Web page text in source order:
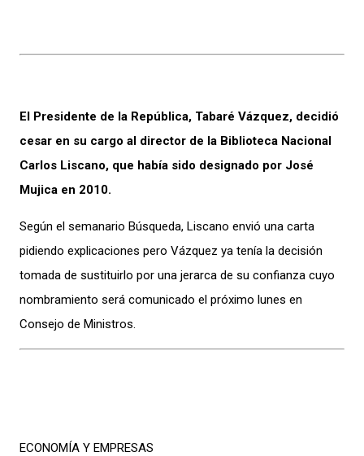
El Presidente de la República, Tabaré Vázquez, decidió
cesar en su cargo al director de la Biblioteca Nacional
Carlos Liscano, que había sido designado por José
Mujica en 2010.
Según el semanario Búsqueda, Liscano envió una carta
pidiendo explicaciones pero Vázquez ya tenía la decisión
tomada de sustituirlo por una jerarca de su confianza cuyo
nombramiento será comunicado el próximo lunes en
Consejo de Ministros.
ECONOMÍA Y EMPRESAS